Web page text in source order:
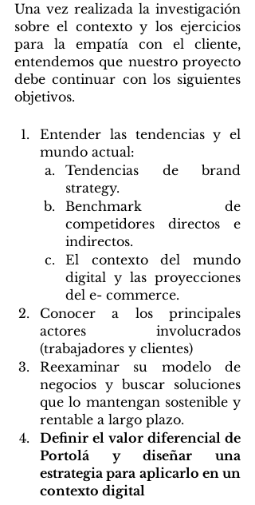
Una vez realizada la investigación
sobre el contexto y los ejercicios
para la empatía con el cliente,
entendemos que nuestro proyecto
debe continuar con los siguientes
objetivos.
Entender las tendencias y el
mundo actual:
Tendencias de brand
strategy.
Benchmark de
competidores directos e
indirectos.
El contexto del mundo
digital y las proyecciones
del e- commerce.
Conocer a los principales
actores involucrados
(trabajadores y clientes)
Reexaminar su modelo de
negocios y buscar soluciones
que lo mantengan sostenible y
rentable a largo plazo.
Definir el valor diferencial de
Portolá y diseñar una
estrategia para aplicarlo en un
contexto digital